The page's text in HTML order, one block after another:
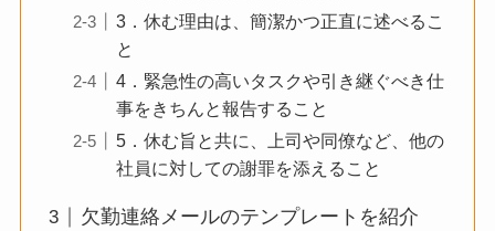
3．休む理由は、簡潔かつ正直に述べるこ
と
4．緊急性の高いタスクや引き継ぐべき仕
事をきちんと報告すること
5．休む旨と共に、上司や同僚など、他の
社員に対しての謝罪を添えること
欠勤連絡メールのテンプレートを紹介